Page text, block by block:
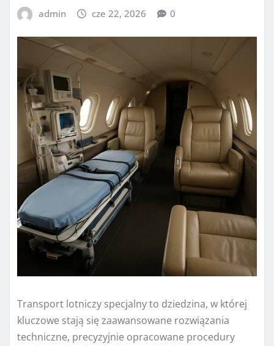
admin cze 22, 2026 0
Transport lotniczy specjalny to dziedzina, w której
kluczowe stają się zaawansowane rozwiązania
techniczne, precyzyjnie opracowane procedury